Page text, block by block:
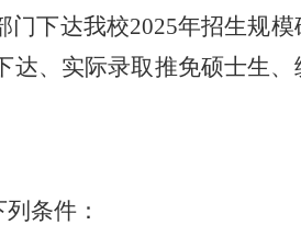
下达我校2025年招生规模
、实际录取推免硕士生、
条件：